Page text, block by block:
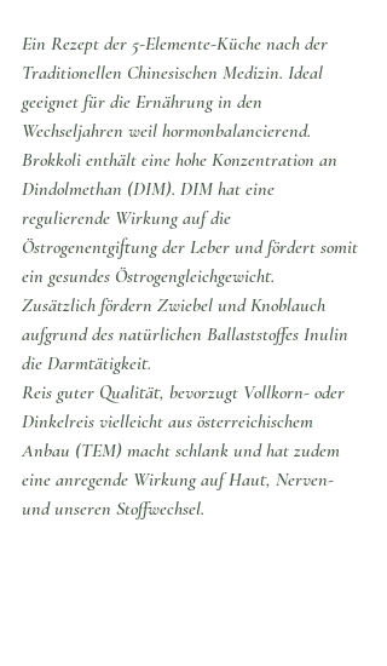
Ein Rezept der 5-Elemente-Küche nach der
Traditionellen Chinesischen Medizin. Ideal
geeignet für die Ernährung in den
Wechseljahren weil hormonbalancierend.
Brokkoli enthält eine hohe Konzentration an
Dindolmethan (DIM). DIM hat eine
regulierende Wirkung auf die
Östrogenentgiftung der Leber und fördert somit
ein gesundes Östrogengleichgewicht.
Zusätzlich fördern Zwiebel und Knoblauch
aufgrund des natürlichen Ballaststoffes Inulin
die Darmtätigkeit.
Reis guter Qualität, bevorzugt Vollkorn- oder
Dinkelreis vielleicht aus österreichischem
Anbau (TEM) macht schlank und hat zudem
eine anregende Wirkung auf Haut, Nerven-
und unseren Stoffwechsel.